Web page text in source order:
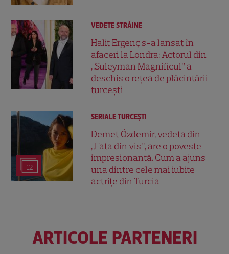
VEDETE STRĂINE
Halit Ergenç s-a lansat în
afaceri la Londra: Actorul din
„Suleyman Magnificul” a
deschis o rețea de plăcintării
turcești
12
SERIALE TURCEŞTI
Demet Özdemir, vedeta din
„Fata din vis”, are o poveste
impresionantă. Cum a ajuns
una dintre cele mai iubite
actrițe din Turcia
ARTICOLE PARTENERI